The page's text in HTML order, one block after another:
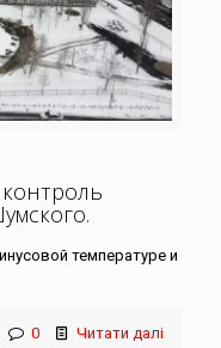
.
температуре и
0 Читати далі